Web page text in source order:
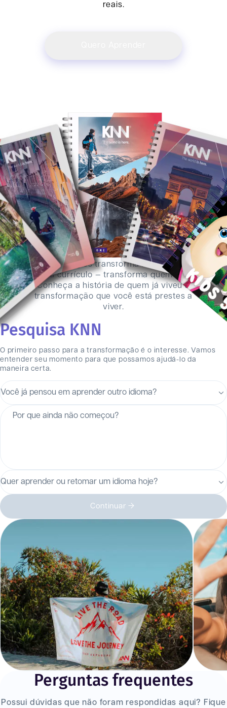
reais.
O inglês vai transformar sua
vida
Aprender inglês transforma muito mais do
que seu currículo — transforma quem você é.
Conheça a história de quem já viveu a
transformação que você está prestes a
viver.
Pesquisa KNN
O primeiro passo para a transformação é o interesse. Vamos
entender seu momento para que possamos ajudá-lo da
maneira certa.
Você já pensou em aprender outro idioma?
Por que ainda não começou?
Quer aprender ou retomar um idioma hoje?
Continuar
Perguntas frequentes
Possui dúvidas que não foram respondidas aqui? Fique